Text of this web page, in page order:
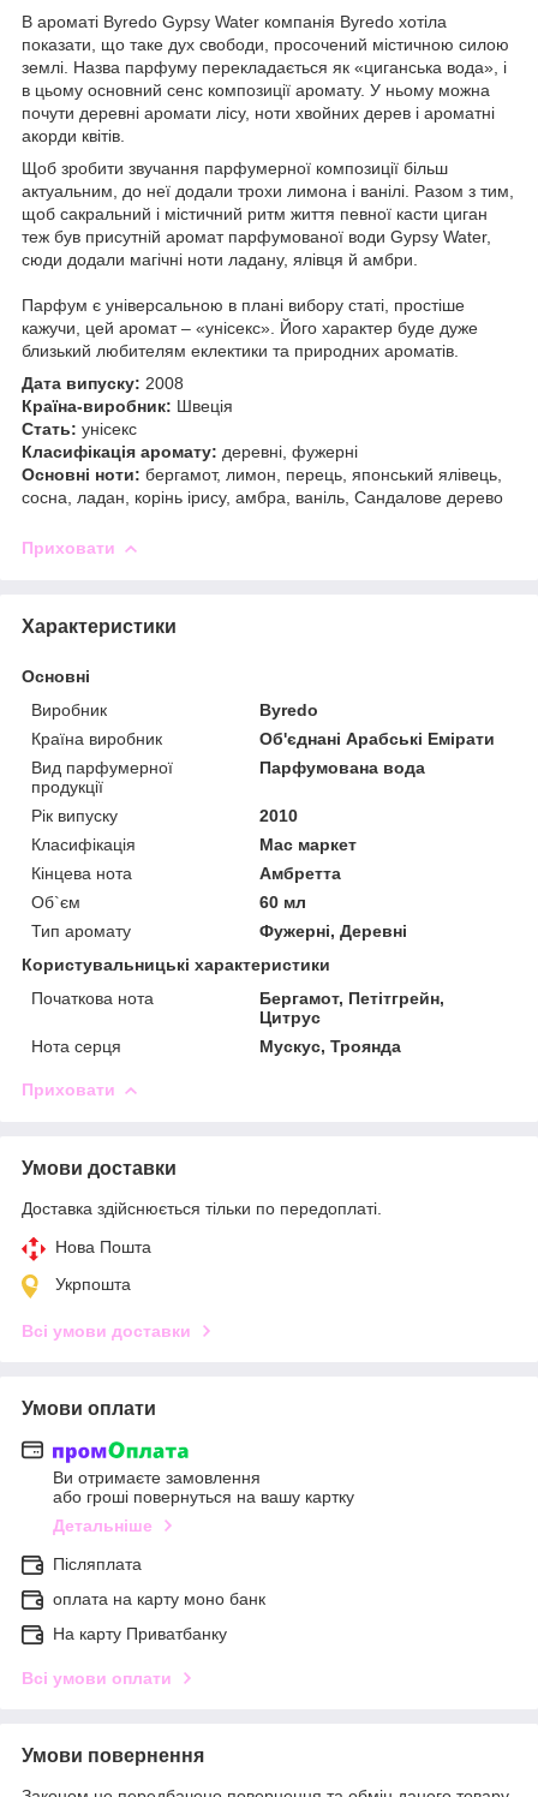
В ароматі Byredo Gypsy Water компанія Byredo хотіла
показати, що таке дух свободи, просочений містичною силою
землі. Назва парфуму перекладається як «циганська вода», і
в цьому основний сенс композиції аромату. У ньому можна
почути деревні аромати лісу, ноти хвойних дерев і ароматні
акорди квітів.
Щоб зробити звучання парфумерної композиції більш
актуальним, до неї додали трохи лимона і ванілі. Разом з тим,
щоб сакральний і містичний ритм життя певної касти циган
теж був присутній аромат парфумованої води Gypsy Water,
сюди додали магічні ноти ладану, ялівця й амбри.
Парфум є універсальною в плані вибору статі, простіше
кажучи, цей аромат – «унісекс». Його характер буде дуже
близький любителям еклектики та природних ароматів.
Дата випуску: 2008
Країна-виробник: Швеція
Стать: унісекс
Класифікація аромату: деревні, фужерні
Основні ноти: бергамот, лимон, перець, японський ялівець,
сосна, ладан, корінь ірису, амбра, ваніль, Сандалове дерево
Приховати
Характеристики
Основні
Виробник
Byredo
Країна виробник
Об'єднані Арабські Емірати
Вид парфумерної
продукції
Парфумована вода
Рік випуску
2010
Класифікація
Мас маркет
Кінцева нота
Амбретта
Об`єм
60 мл
Тип аромату
Фужерні, Деревні
Користувальницькі характеристики
Початкова нота
Бергамот, Петітгрейн,
Цитрус
Нота серця
Мускус, Троянда
Приховати
Умови доставки
Доставка здійснюється тільки по передоплаті.
Нова Пошта
Укрпошта
Всі умови доставки
Умови оплати
Ви отримаєте замовлення
або гроші повернуться на вашу картку
Детальніше
Післяплата
оплата на карту моно банк
На карту Приватбанку
Всі умови оплати
Умови повернення